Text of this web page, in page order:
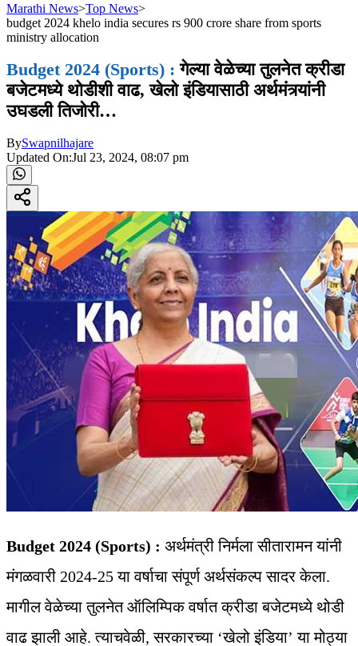
Marathi News>Top News>
budget 2024 khelo india secures rs 900 crore share from sports
ministry allocation
Budget 2024 (Sports) : गेल्या वेळेच्या तुलनेत क्रीडा
बजेटमध्ये थोडीशी वाढ, खेलो इंडियासाठी अर्थमंत्र्यांनी
उघडली तिजोरी…
BySwapnilhajare
Updated On:Jul 23, 2024, 08:07 pm
Budget 2024 (Sports) : अर्थमंत्री निर्मला सीतारामन यांनी
मंगळवारी 2024-25 या वर्षाचा संपूर्ण अर्थसंकल्प सादर केला.
मागील वेळेच्या तुलनेत ऑलिम्पिक वर्षात क्रीडा बजेटमध्ये थोडी
वाढ झाली आहे. त्याचवेळी, सरकारच्या ‘खेलो इंडिया’ या मोठ्या